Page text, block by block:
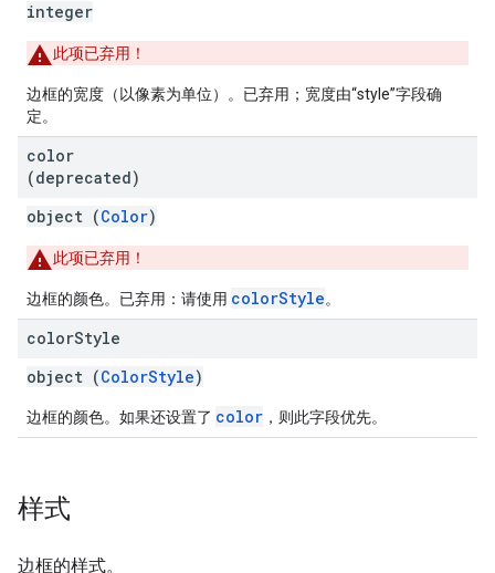
integer
此项已弃用！
边框的宽度（以像素为单位）。已弃用；宽度由“style”字段确
定。
color
(deprecated)
object (Color)
此项已弃用！
边框的颜色。已弃用：请使用 colorStyle。
colorStyle
object (ColorStyle)
边框的颜色。如果还设置了 color ，则此字段优先。
样式
边框的样式。